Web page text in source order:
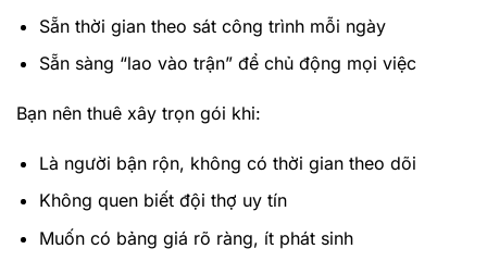
Sẵn thời gian theo sát công trình mỗi ngày
Sẵn sàng “lao vào trận” để chủ động mọi việc
Bạn nên thuê xây trọn gói khi:
Là người bận rộn, không có thời gian theo dõi
Không quen biết đội thợ uy tín
Muốn có bảng giá rõ ràng, ít phát sinh